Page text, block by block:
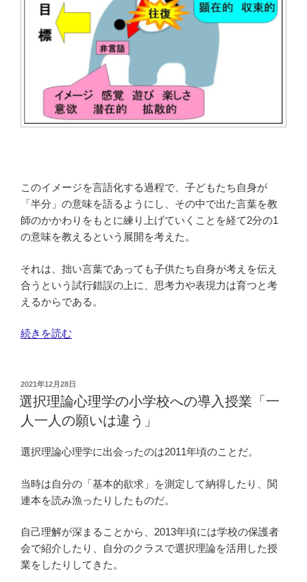
このイメージを言語化する過程で、子どもたち自身が
「半分」の意味を語るようにし、その中で出た言葉を教
師のかかわりをもとに練り上げていくことを経て2分の1
の意味を教えるという展開を考えた。
それは、拙い言葉であっても子供たち自身が考えを伝え
合うという試行錯誤の上に、思考力や表現力は育つと考
えるからである。
“2
算
数
「分
数」
の
入
授
（指
導
案
続きを読む
投
稿
日:
2021年12月28日
選択理論心理学の小学校への導入授業「一
人一人の願いは違う」
選択理論心理学に出会ったのは2011年頃のことだ。
当時は自分の「基本的欲求」を測定して納得したり、関
連本を読み漁ったりしたものだ。
自己理解が深まることから、2013年頃には学校の保護者
会で紹介したり、自分のクラスで選択理論を活用した授
業をしたりしてきた。